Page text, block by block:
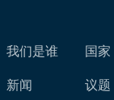
我们是谁
新闻
国家
议题